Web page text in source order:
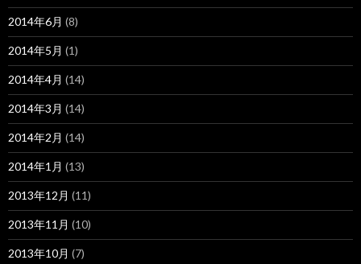
2014年6月 (8)
2014年5月 (1)
2014年4月 (14)
2014年3月 (14)
2014年2月 (14)
2014年1月 (13)
2013年12月 (11)
2013年11月 (10)
2013年10月 (7)